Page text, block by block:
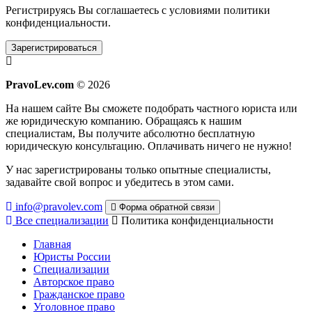
Регистрируясь Вы соглашаетесь с условиями политики
конфиденциальности.
Зарегистрироваться
PravoLev.com © 2026
На нашем сайте Вы сможете подобрать частного юриста или
же юридическую компанию. Обращаясь к нашим
специалистам, Вы получите абсолютно бесплатную
юридическую консультацию. Оплачивать ничего не нужно!
У нас зарегистрированы только опытные специалисты,
задавайте свой вопрос и убедитесь в этом сами.
info@pravolev.com Форма обратной связи
Все специализации
Политика конфиденциальности
Главная
Юристы России
Специализации
Авторское право
Гражданское право
Уголовное право